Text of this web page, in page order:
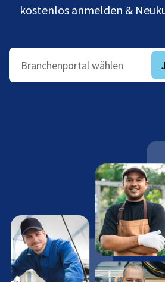
kostenlos anmelden &
Branchenportal wählen